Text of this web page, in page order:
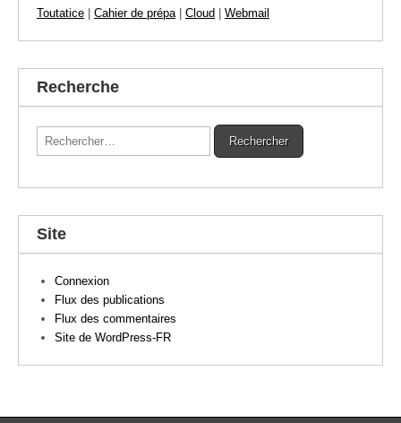
Toutatice Cahier de prépa Cloud Webmail
Recherche
Site
Connexion
Flux des publications
Flux des commentaires
Site de WordPress-FR